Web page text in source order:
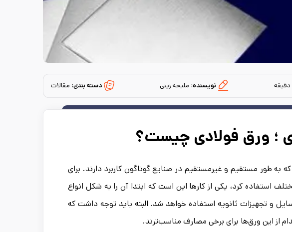
دقیقه نویسنده: ملیحه زینی دسته بندی: مقالات
؛ ورق فولادی چیست؟
به طور مستقیم و غیرمستقیم در صنایع گوناگون کاربرد دارند. برای
استفاده کرد، یکی از کارها این است که ابتدا آن را به شکل انواع
و تجهیزات ثانویه استفاده خواهد شد. البته باید توجه داشت که
از این ورق‌ها برای برخی مصارف مناسب‌ترند.